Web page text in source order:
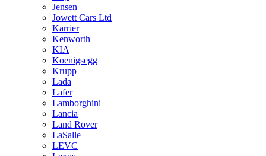
Jensen
Jowett Cars Ltd
Karrier
Kenworth
KIA
Koenigsegg
Krupp
Lada
Lafer
Lamborghini
Lancia
Land Rover
LaSalle
LEVC